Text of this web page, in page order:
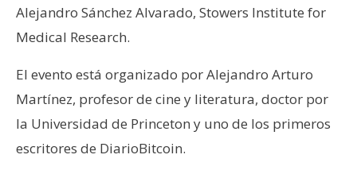
s
o
C
o
n
Alejandro Sánchez Alvarado, Stowers Institute for
Medical Research.
El evento está organizado por Alejandro Arturo
Martínez, profesor de cine y literatura, doctor por
la Universidad de Princeton y uno de los primeros
escritores de DiarioBitcoin.